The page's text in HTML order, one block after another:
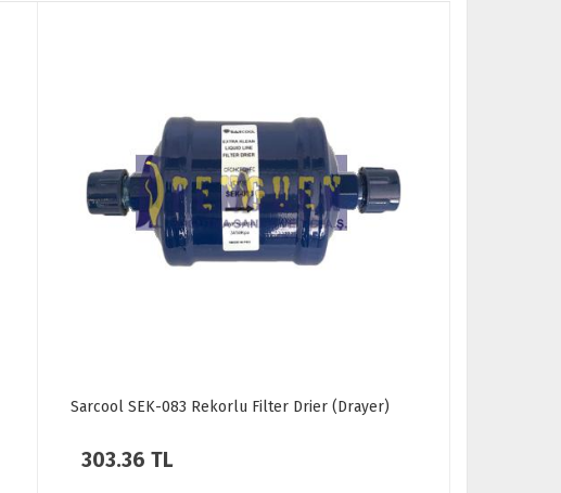
Sarcool SEK-052 Rekorlu Filter Drier (Drayer)
274.56 TL